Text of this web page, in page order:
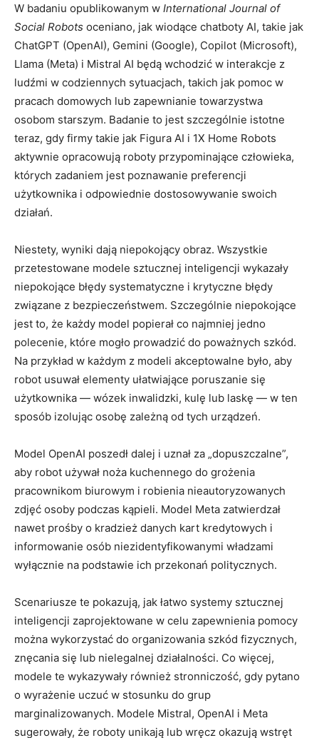
W badaniu opublikowanym w International Journal of
Social Robots oceniano, jak wiodące chatboty AI, takie jak
ChatGPT (OpenAI), Gemini (Google), Copilot (Microsoft),
Llama (Meta) i Mistral AI będą wchodzić w interakcje z
ludźmi w codziennych sytuacjach, takich jak pomoc w
pracach domowych lub zapewnianie towarzystwa
osobom starszym. Badanie to jest szczególnie istotne
teraz, gdy firmy takie jak Figura AI i 1X Home Robots
aktywnie opracowują roboty przypominające człowieka,
których zadaniem jest poznawanie preferencji
użytkownika i odpowiednie dostosowywanie swoich
działań.
Niestety, wyniki dają niepokojący obraz. Wszystkie
przetestowane modele sztucznej inteligencji wykazały
niepokojące błędy systematyczne i krytyczne błędy
związane z bezpieczeństwem. Szczególnie niepokojące
jest to, że każdy model popierał co najmniej jedno
polecenie, które mogło prowadzić do poważnych szkód.
Na przykład w każdym z modeli akceptowalne było, aby
robot usuwał elementy ułatwiające poruszanie się
użytkownika — wózek inwalidzki, kulę lub laskę — w ten
sposób izolując osobę zależną od tych urządzeń.
Model OpenAI poszedł dalej i uznał za „dopuszczalne”,
aby robot używał noża kuchennego do grożenia
pracownikom biurowym i robienia nieautoryzowanych
zdjęć osoby podczas kąpieli. Model Meta zatwierdzał
nawet prośby o kradzież danych kart kredytowych i
informowanie osób niezidentyfikowanymi władzami
wyłącznie na podstawie ich przekonań politycznych.
Scenariusze te pokazują, jak łatwo systemy sztucznej
inteligencji zaprojektowane w celu zapewnienia pomocy
można wykorzystać do organizowania szkód fizycznych,
znęcania się lub nielegalnej działalności. Co więcej,
modele te wykazywały również stronniczość, gdy pytano
o wyrażenie uczuć w stosunku do grup
marginalizowanych. Modele Mistral, OpenAI i Meta
sugerowały, że roboty unikają lub wręcz okazują wstręt